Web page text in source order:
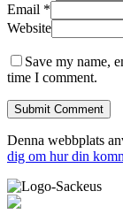
Email *
Website
Save my name,
time I comment.
Denna webbplats
dig om hur din